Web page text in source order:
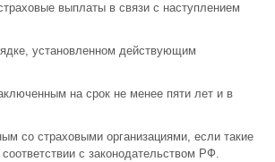
выплаты в связи с наступлением
установленном действующим
на срок не менее пяти лет и в
со страховыми организациями, если такие
с законодательством РФ.